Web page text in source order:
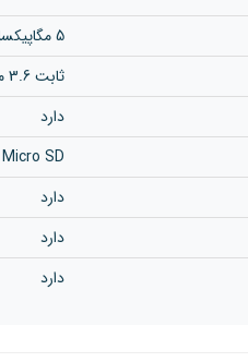
5 مگاپیکسل
ثابت 3.6 میلیمتر
دارد
Micro SD تا 256 گیگابایت
دارد
دارد
دارد